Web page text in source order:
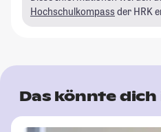
Hochschulkompass der HRK
Das könnte